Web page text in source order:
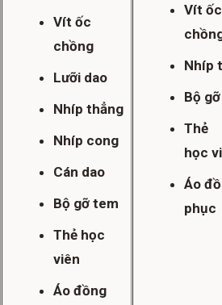
Vít ốc
chồng
Lưỡi dao
Nhíp thẳng
Nhíp cong
Cán dao
Bộ gỡ tem
Thẻ học
viên
Áo đồng
Vít ốc
Nhíp
Bộ
Thẻ
học
Áo
phục